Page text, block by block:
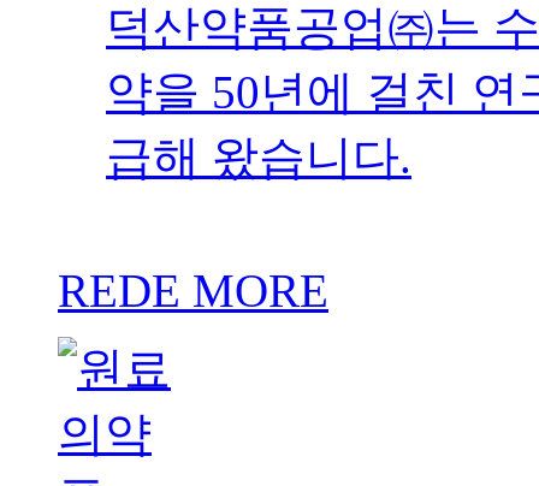
덕산약품공업㈜는
약을 50년에 걸친
급해 왔습니다.
REDE MORE